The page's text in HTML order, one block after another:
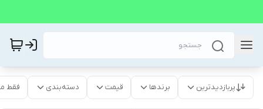
پربازدیدترین برندها قیمت دسته‌بندی فقط